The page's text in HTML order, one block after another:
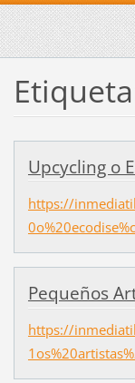
Upcycling o
https://
Pequeños
https://